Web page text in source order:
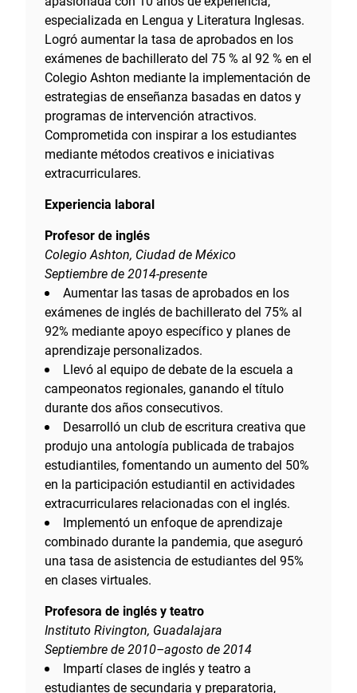
especializada en Lengua y Literatura Inglesas.
Logró aumentar la tasa de aprobados en los
exámenes de bachillerato del 75 % al 92 % en el
Colegio Ashton mediante la implementación de
estrategias de enseñanza basadas en datos y
programas de intervención atractivos.
Comprometida con inspirar a los estudiantes
mediante métodos creativos e iniciativas
extracurriculares.
Experiencia laboral
Profesor de inglés
Colegio Ashton, Ciudad de México
Septiembre de 2014-presente
Aumentar las tasas de aprobados en los
exámenes de inglés de bachillerato del 75% al
92% mediante apoyo específico y planes de
aprendizaje personalizados.
Llevó al equipo de debate de la escuela a
campeonatos regionales, ganando el título
durante dos años consecutivos.
Desarrolló un club de escritura creativa que
produjo una antología publicada de trabajos
estudiantiles, fomentando un aumento del 50%
en la participación estudiantil en actividades
extracurriculares relacionadas con el inglés.
Implementó un enfoque de aprendizaje
combinado durante la pandemia, que aseguró
una tasa de asistencia de estudiantes del 95%
en clases virtuales.
Profesora de inglés y teatro
Instituto Rivington, Guadalajara
Septiembre de 2010–agosto de 2014
Impartí clases de inglés y teatro a
estudiantes de secundaria y preparatoria,